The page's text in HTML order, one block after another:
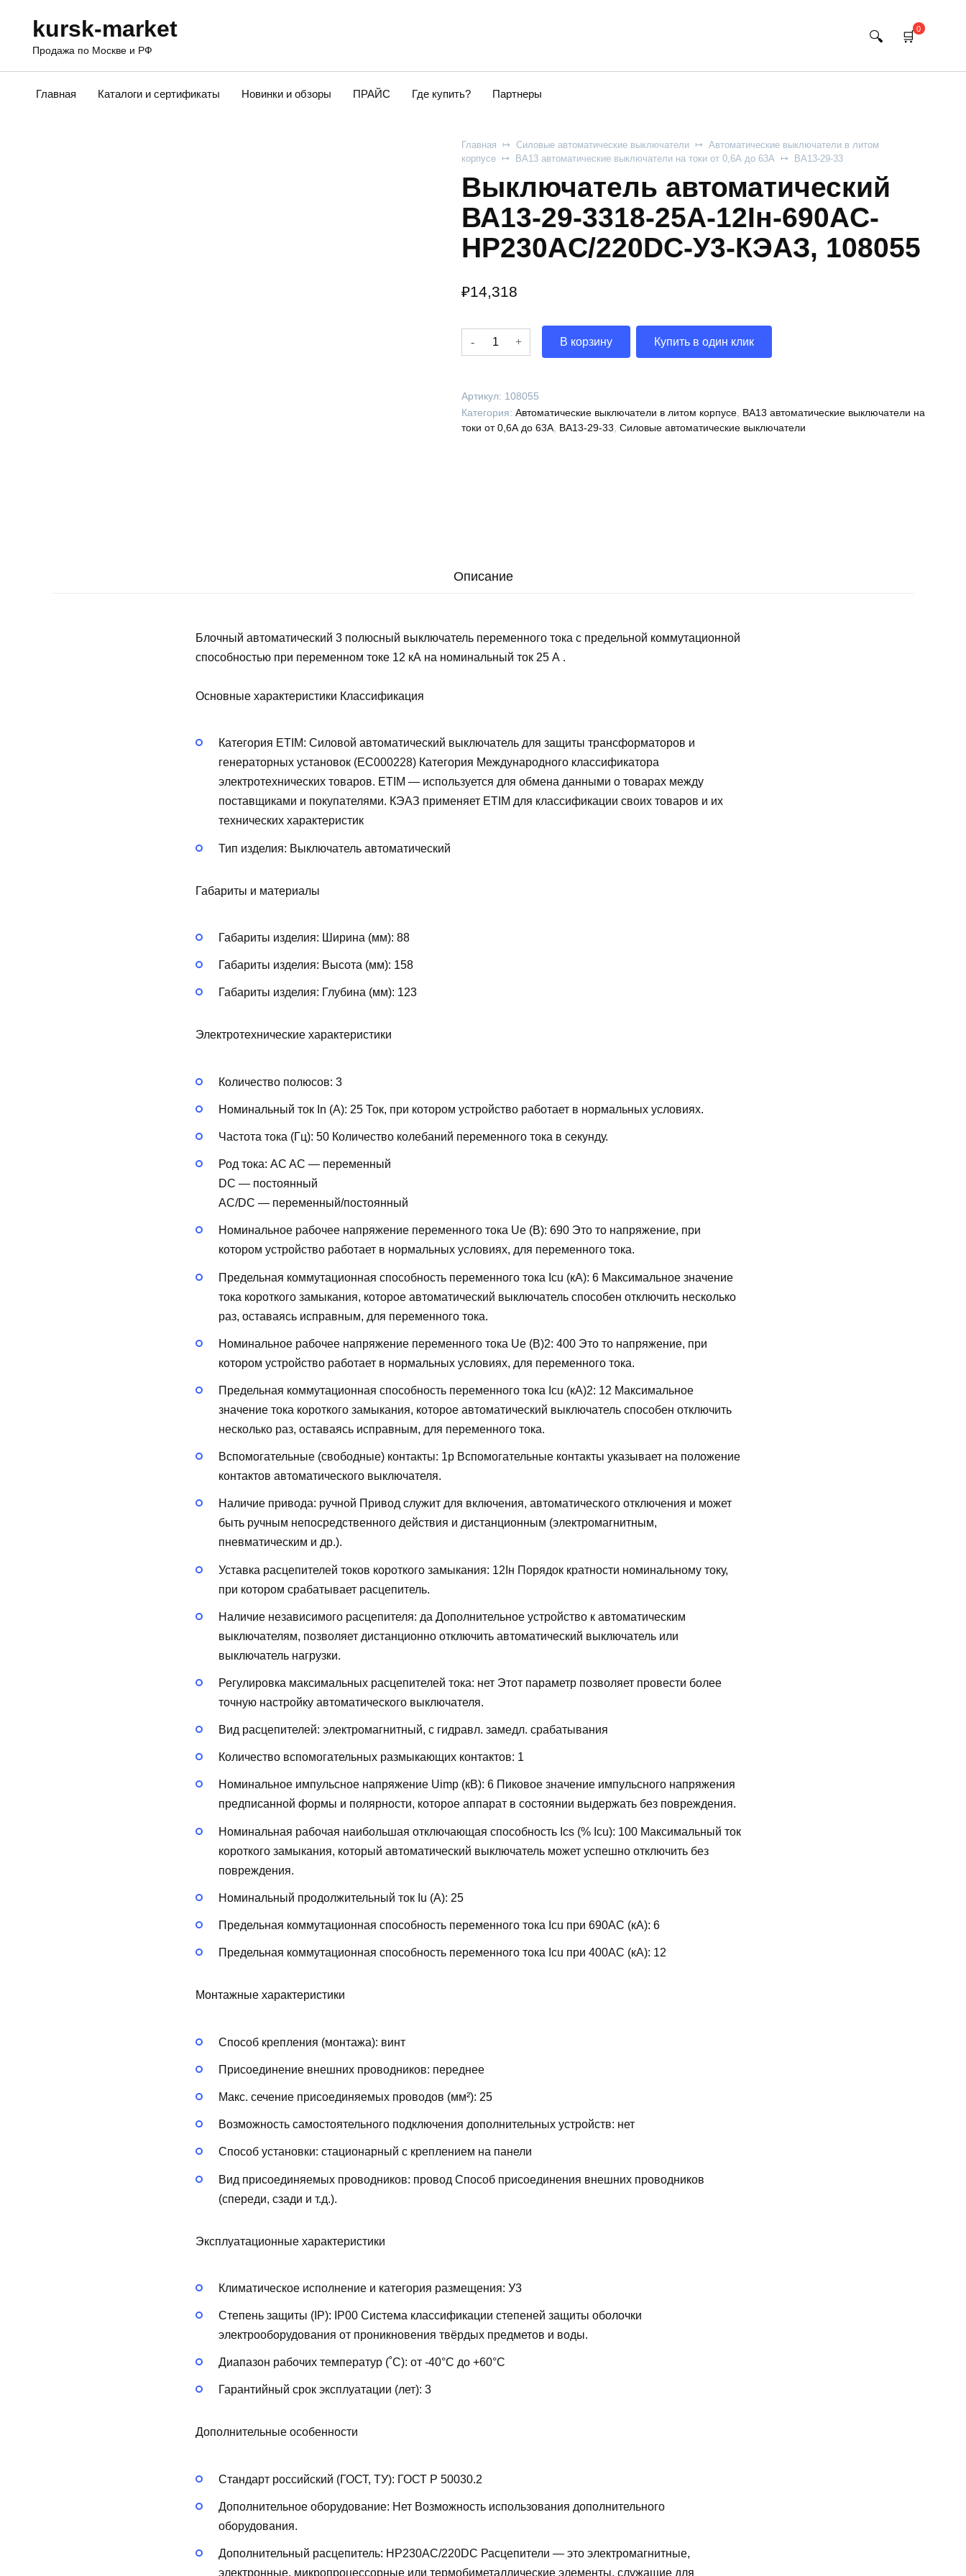
kursk-market
Продажа по Москве и РФ
0
Главная Каталоги и сертификаты Новинки и обзоры ПРАЙС Где купить? Партнеры
Главная Силовые автоматические выключатели
Автоматические выключатели в литом
корпусе
ВА13 автоматические выключатели на токи от 0,6А до 63А ВА13-29-33
Выключатель автоматический
ВА13-29-3318-25А-12Iн-690AC-
НР230AC/220DC-У3-КЭАЗ, 108055
₽14,318
Количество
Выключатель
29-
В корзину Купить в один клик
Артикул: 108055
Категория: Автоматические выключатели в литом корпусе, ВА13 автоматические выключатели на
токи от 0,6А до 63А, ВА13-29-33 Силовые автоматические выключатели
Описание
Блочный автоматический 3 полюсный выключатель переменного тока с предельной коммутационной
способностью при переменном токе 12 кА на номинальный ток 25 А .
Основные характеристики Классификация
Категория ETIM: Силовой автоматический выключатель для защиты трансформаторов и
генераторных установок (EC000228) Категория Международного классификатора
электротехнических товаров. ETIM — используется для обмена данными о товарах между
поставщиками и покупателями. КЭАЗ применяет ETIM для классификации своих товаров и их
технических характеристик
Тип изделия: Выключатель автоматический
Габариты и материалы
Габариты изделия: Ширина (мм): 88
Габариты изделия: Высота (мм): 158
Габариты изделия: Глубина (мм): 123
Электротехнические характеристики
Количество полюсов: 3
Номинальный ток In (А): 25 Ток, при котором устройство работает в нормальных условиях.
Частота тока (Гц): 50 Количество колебаний переменного тока в секунду.
Род тока: AC AC — переменный
DC — постоянный
AC/DC — переменный/постоянный
Номинальное рабочее напряжение переменного тока Ue (В): 690 Это то напряжение, при
котором устройство работает в нормальных условиях, для переменного тока.
Предельная коммутационная способность переменного тока Icu (кА): 6 Максимальное значение
тока короткого замыкания, которое автоматический выключатель способен отключить несколько
раз, оставаясь исправным, для переменного тока.
Номинальное рабочее напряжение переменного тока Ue (В)2: 400 Это то напряжение, при
котором устройство работает в нормальных условиях, для переменного тока.
Предельная коммутационная способность переменного тока Icu (кА)2: 12 Максимальное
значение тока короткого замыкания, которое автоматический выключатель способен отключить
несколько раз, оставаясь исправным, для переменного тока.
Вспомогательные (свободные) контакты: 1р Вспомогательные контакты указывает на положение
контактов автоматического выключателя.
Наличие привода: ручной Привод служит для включения, автоматического отключения и может
быть ручным непосредственного действия и дистанционным (электромагнитным,
пневматическим и др.).
Уставка расцепителей токов короткого замыкания: 12Iн Порядок кратности номинальному току,
при котором срабатывает расцепитель.
Наличие независимого расцепителя: да Дополнительное устройство к автоматическим
выключателям, позволяет дистанционно отключить автоматический выключатель или
выключатель нагрузки.
Регулировка максимальных расцепителей тока: нет Этот параметр позволяет провести более
точную настройку автоматического выключателя.
Вид расцепителей: электромагнитный, с гидравл. замедл. срабатывания
Количество вспомогательных размыкающих контактов: 1
Номинальное импульсное напряжение Uimp (кВ): 6 Пиковое значение импульсного напряжения
предписанной формы и полярности, которое аппарат в состоянии выдержать без повреждения.
Номинальная рабочая наибольшая отключающая способность Ics (% Icu): 100 Максимальный ток
короткого замыкания, который автоматический выключатель может успешно отключить без
повреждения.
Номинальный продолжительный ток Iu (А): 25
Предельная коммутационная способность переменного тока Icu при 690AC (кА): 6
Предельная коммутационная способность переменного тока Icu при 400АС (кА): 12
Монтажные характеристики
Способ крепления (монтажа): винт
Присоединение внешних проводников: переднее
Макс. сечение присоединяемых проводов (мм²): 25
Возможность самостоятельного подключения дополнительных устройств: нет
Способ установки: стационарный с креплением на панели
Вид присоединяемых проводников: провод Способ присоединения внешних проводников
(спереди, сзади и т.д.).
Эксплуатационные характеристики
Климатическое исполнение и категория размещения: У3
Степень защиты (IP): IP00 Система классификации степеней защиты оболочки
электрооборудования от проникновения твёрдых предметов и воды.
Диапазон рабочих температур (˚С): от -40°С до +60°С
Гарантийный срок эксплуатации (лет): 3
Дополнительные особенности
Стандарт российский (ГОСТ, ТУ): ГОСТ Р 50030.2
Дополнительное оборудование: Нет Возможность использования дополнительного
оборудования.
Дополнительный расцепитель: НР230AC/220DC Расцепители — это электромагнитные,
электронные, микропроцессорные или термобиметаллические элементы, служащие для